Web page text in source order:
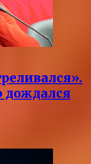
дождался